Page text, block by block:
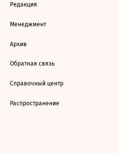
Редакция
Менеджмент
Архив
Обратная связь
Справочный центр
Распространение